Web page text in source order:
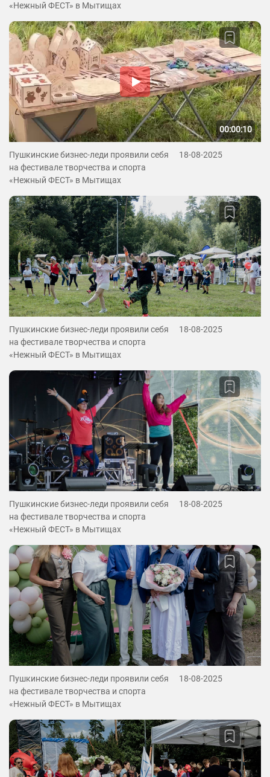
«Нежный ФЕСТ» в Мытищах
00:00:10
Пушкинские бизнес-леди проявили себя
на фестивале творчества и спорта
«Нежный ФЕСТ» в Мытищах
18-08-2025
Пушкинские бизнес-леди проявили себя
на фестивале творчества и спорта
«Нежный ФЕСТ» в Мытищах
18-08-2025
Пушкинские бизнес-леди проявили себя
на фестивале творчества и спорта
«Нежный ФЕСТ» в Мытищах
18-08-2025
Пушкинские бизнес-леди проявили себя
на фестивале творчества и спорта
«Нежный ФЕСТ» в Мытищах
18-08-2025